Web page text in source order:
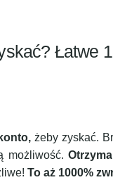
Łatwe
żeby zyskać.
możliwość.
To aż 1000%